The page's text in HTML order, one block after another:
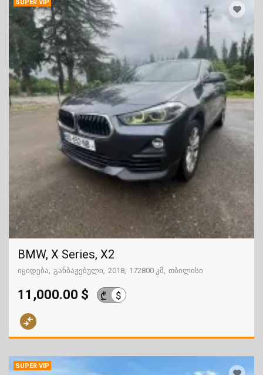
SUPER VIP
BMW, X Series, X2
იყიდება განბაჟებული 2018 172800 კმ თბილისი
11,000.00 $ ₾ $
SUPER VIP